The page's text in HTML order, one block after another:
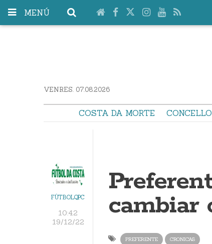
MENÚ
VENRES. 07.08.2026
COSTA DA MORTE
FÚTBOLQPC
10:42
19/12/22
cambiar
PREFERENTE CRONICAS